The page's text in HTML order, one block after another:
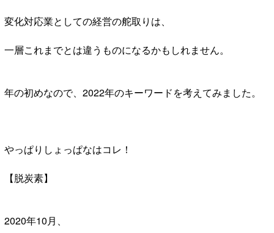
変化対応業としての経営の舵取りは、
一層これまでとは違うものになるかもしれません。
年の初めなので、2022年のキーワードを考えてみました。
やっぱりしょっぱなはコレ！
【脱炭素】
2020年10月、